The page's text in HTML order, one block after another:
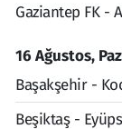
Gaziantep FK -
16 Ağustos,
Başakşehir -
Beşiktaş -